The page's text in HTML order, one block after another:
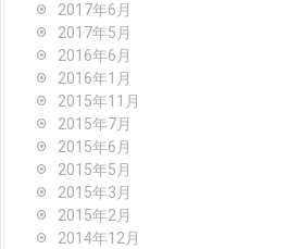
2017年6月
2017年5月
2016年6月
2016年1月
2015年11月
2015年7月
2015年6月
2015年5月
2015年3月
2015年2月
2014年12月